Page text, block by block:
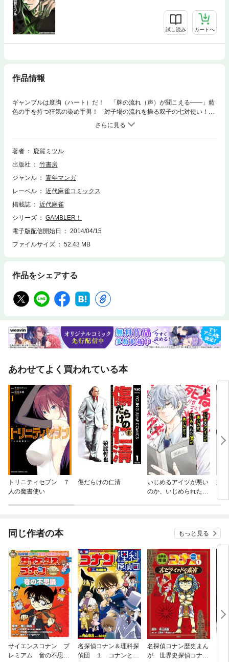
試し読み カートへ
作品情報
ギャンブルは度胸（ハート）だ！ 「牌の流れ（声）が聞こえる――」藍
色の手を持つ狂気の染め手男！ 対子場の流れを操る双子の七対使い！！
麻雀の魔性に迫る、天才ギャンブラー「勝」の新闘牌伝説！ 京都旅打
著者
鹿賀ミツル
出版社
竹書房
ジャンル
青年マンガ
レーベル
近代麻雀コミックス
掲載誌
近代麻雀
シリーズ
GAMBLER！
電子版配信開始日
2014/04/15
ファイルサイズ
52.43 MB
作品をシェアする
あわせてよく買われている本
トリニティセブン ７
人の魔書使い
傷だらけの仁清
いじめるアイツが悪い
のか、いじめられた僕
姉
同じ作者の本 もっと見る
サイエンスコナン プ
レミアム 音の不思
名探偵コナン＆理科探
偵団 １ コナンと学
名探偵コナン歴史まん
が 世界史探偵コナン